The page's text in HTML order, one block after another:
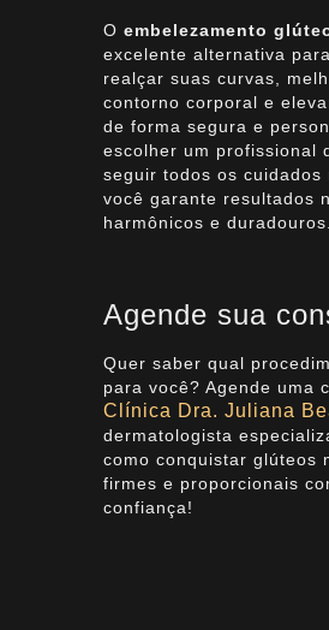
O embelezamento
excelente alternativa
realçar suas curvas,
contorno corporal e
de forma segura e
escolher um profissional
seguir todos os cuidados
você garante resultados
harmônicos e duradouros.
Agende sua
Quer saber qual
para você? Agende uma
Clínica Dra. Juliana
dermatologista
como conquistar glúteos
firmes e proporcionais
confiança!